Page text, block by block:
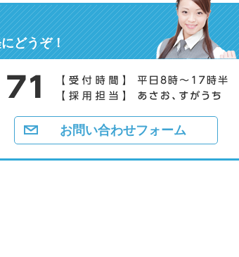
どうぞ！
お問い合わせフォーム